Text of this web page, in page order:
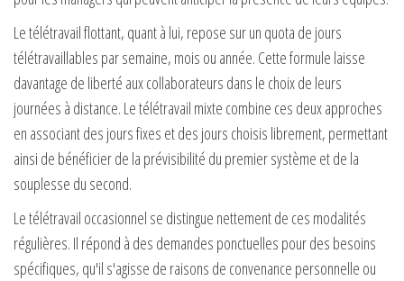
Le télétravail flottant, quant à lui, repose sur un quota de jours
télétravaillables par semaine, mois ou année. Cette formule laisse
davantage de liberté aux collaborateurs dans le choix de leurs
journées à distance. Le télétravail mixte combine ces deux approches
en associant des jours fixes et des jours choisis librement, permettant
ainsi de bénéficier de la prévisibilité du premier système et de la
souplesse du second.
Le télétravail occasionnel se distingue nettement de ces modalités
régulières. Il répond à des demandes ponctuelles pour des besoins
spécifiques, qu'il s'agisse de raisons de convenance personnelle ou